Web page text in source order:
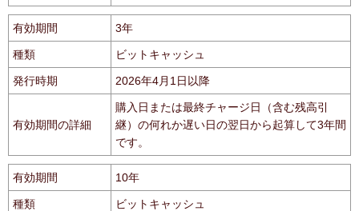
有効期間 3年
種類 ビットキャッシュ
発行時期 2026年4月1日以降
有効期間の詳細
購入日または最終チャージ日（含む残高引
継）の何れか遅い日の翌日から起算して3年間
です。
有効期間 10年
種類 ビットキャッシュ